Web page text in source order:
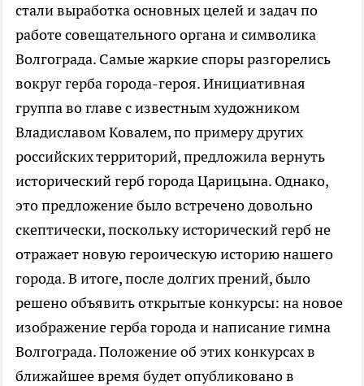
стали выработка основных целей и задач по
работе совещательного органа и символика
Волгограда. Самые жаркие споры разгорелись
вокруг герба города-героя. Инициативная
группа во главе с известным художником
Владиславом Ковалем, по примеру других
российских территорий, предложила вернуть
исторический герб города Царицына. Однако,
это предложение было встречено довольно
скептически, поскольку исторический герб не
отражает новую героическую историю нашего
города. В итоге, после долгих прений, было
решено объявить открытые конкурсы: на новое
изображение герба города и написание гимна
Волгограда. Положение об этих конкурсах в
ближайшее время будет опубликовано в